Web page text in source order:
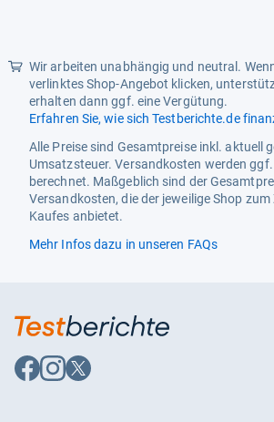
Weight 0.07
Wir arbeiten unabhängig und neutral.
verlinktes Shop-Angebot klicken,
erhalten dann ggf. eine Vergütung.
Erfahren Sie, wie sich Testberichte.de
Alle Preise sind Gesamtpreise inkl. aktuell
Umsatzsteuer. Versandkosten werden
berechnet. Maßgeblich sind der
Versandkosten, die der jeweilige Shop
Kaufes anbietet.
Mehr Infos dazu in unseren FAQs
Auf
Facebook
Auf
Instagram
Auf
X